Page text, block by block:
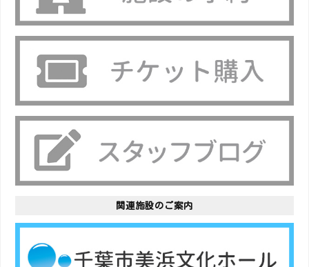
関連施設のご案内